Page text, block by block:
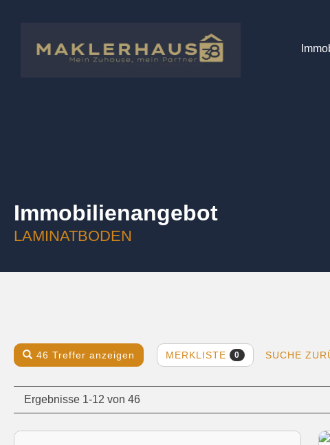
Immobilien­angebot
LAMINATBODEN
46 Treffer anzeigen MERKLISTE 0 SUCHE
Ergebnisse 1-12 von 46